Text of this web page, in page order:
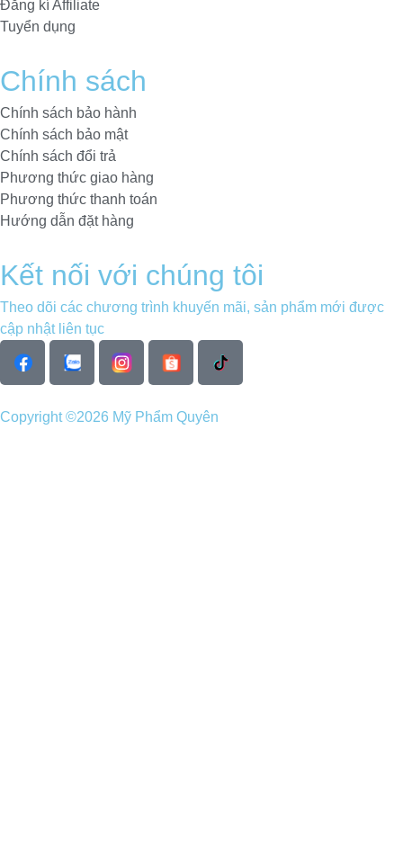
Đăng kí Affiliate
Tuyển dụng
Chính sách
Chính sách bảo hành
Chính sách bảo mật
Chính sách đổi trả
Phương thức giao hàng
Phương thức thanh toán
Hướng dẫn đặt hàng
Kết nối với chúng tôi
Theo dõi các chương trình khuyến mãi, sản phẩm mới được
cập nhật liên tục
Copyright ©2026 Mỹ Phẩm Quyên